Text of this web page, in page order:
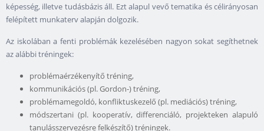
képesség, illetve tudásbázis áll. Ezt alapul vevő tematika és célirányosan
felépített munkaterv alapján dolgozik.
Az iskolában a fenti problémák kezelésében nagyon sokat segíthetnek
az alábbi tréningek:
problémaérzékenyítő tréning,
kommunikációs (pl. Gordon-) tréning,
problémamegoldó, konfliktuskezelő (pl. mediációs) tréning,
módszertani (pl. kooperatív, differenciáló, projekteken alapuló
tanulásszervezésre felkészítő) tréningek.